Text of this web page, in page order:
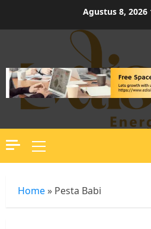
Agustus 8, 2026
Primary
Menu
Home » Pesta Babi